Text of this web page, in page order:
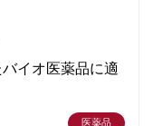
イオ医薬品に適
医薬品